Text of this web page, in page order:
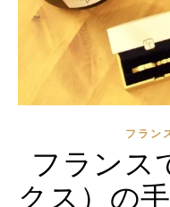
フラン
フランス
クス）の